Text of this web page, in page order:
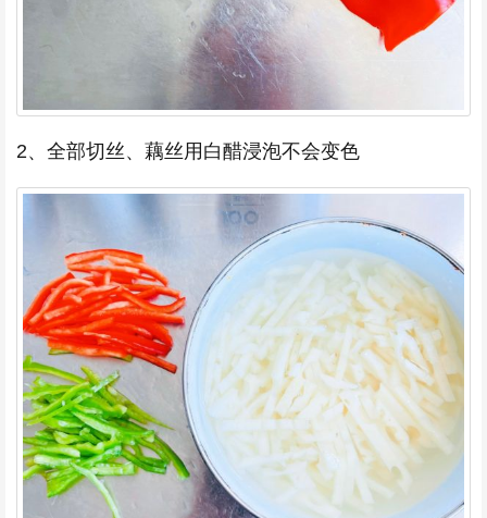
2、全部切丝、藕丝用白醋浸泡不会变色